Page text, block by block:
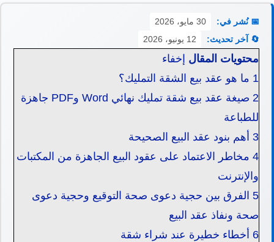
📅 نُشر في:
30 مايو، 2026
🔄 آخر تحديث:
12 يونيو، 2026
محتويات المقال إخفاء
1 ما هو عقد بيع الشقة التمليك؟
2
صيغة عقد بيع شقة تمليك نهائي Word وPDF جاهزة
للطباعة
3 أهم بنود عقد البيع الصحيحة
4 مخاطر الاعتماد على عقود البيع الجاهزة من المكتبات
والإنترنت
5 الفرق بين حجية دعوى صحة التوقيع وحجية دعوى
صحة ونفاذ عقد البيع
6 أخطاء خطيرة عند شراء شقة